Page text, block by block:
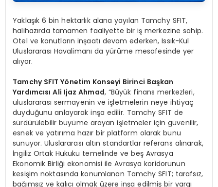
Yaklaşık 6 bin hektarlık alana yayılan Tamchy SFIT,
halihazırda tamamen faaliyette bir iş merkezine sahip.
Otel ve konutların inşaatı devam ederken, Issık-Kul
Uluslararası Havalimanı da yürüme mesafesinde yer
alıyor.
Tamchy SFIT Yönetim Konseyi Birinci Başkan
Yardımcısı Ali Ijaz Ahmad, “Büyük finans merkezleri,
uluslararası sermayenin ve işletmelerin neye ihtiyaç
duyduğunu anlayarak inşa edilir. Tamchy SFIT de
sürdürülebilir büyüme arayan işletmeler için güvenilir,
esnek ve yatırıma hazır bir platform olarak bunu
sunuyor. Uluslararası altın standartlar referans alınarak,
İngiliz Ortak Hukuku temelinde ve beş Avrasya
Ekonomik Birliği ekonomisi ile Avrasya koridorunun
kesişim noktasında konumlanan Tamchy SFIT; tarafsız,
bağımsız ve kalıcı olmak üzere inşa edilmiş bir yargı